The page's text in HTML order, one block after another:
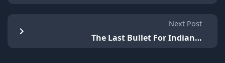
Next Post
The Last Bullet For Indian…